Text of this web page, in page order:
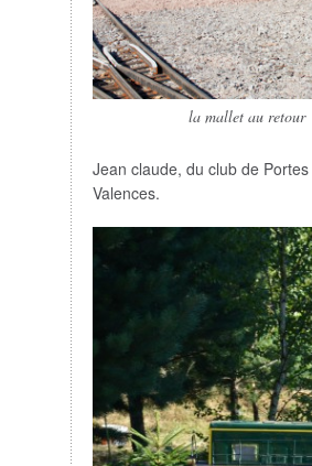
la mallet au retour
Jean claude, du club de Portes
Valences.